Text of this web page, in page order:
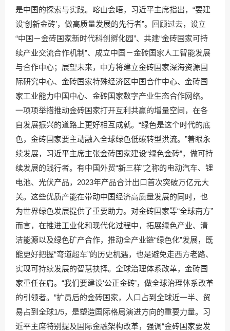
是中国的探索与实践。喀山会晤，习近平主席指出，“要建
设‘创新金砖’，做高质量发展的先行者”。回顾过去，设立
“中国－金砖国家新时代科创孵化园”、共建“金砖国家可持
续产业交流合作机制”、成立中国－金砖国家人工智能发展
与合作中心；展望未来，中方将建立金砖国家深海资源国
际研究中心、金砖国家特殊经济区中国合作中心、金砖国
家工业能力中国中心、金砖国家数字产业生态合作网络。
一项项举措推动金砖国家打开互利共赢的增量空间，在各
自发展振兴的道路上更好相互成就。“绿色是这个时代的底
色，金砖国家要主动融入全球绿色低碳转型洪流。”着眼永
续发展，习近平主席主张金砖国家建设“绿色金砖”，做可持
续发展的践行者。有中国外贸“新三样”之称的电动汽车、锂
电池、光伏产品，2023年产品合计出口首次突破万亿元大
关。这些优质产能在带动中国经济高质量发展的同时，也
为世界绿色发展提供了重要助力。对金砖国家等“全球南方”
而言，在推进工业化和现代化过程中，拓展绿色产业、清
洁能源以及绿色矿产合作，推动全产业链“绿色化”发展，既
能更好把握“弯道超车”的历史机遇，也是避免走西方老路、
实现可持续发展的智慧抉择。全球治理体系改革，金砖国
家重任在肩。“我们要建设‘公正金砖’，做全球治理体系改革
的引领者。”扩员后的金砖国家，人口占到全球近一半、贸
易占到全球1/5，是塑造国际格局演进方向的重要力量。习
近平主席特别提及国际金融架构改革，强调“金砖国家要发